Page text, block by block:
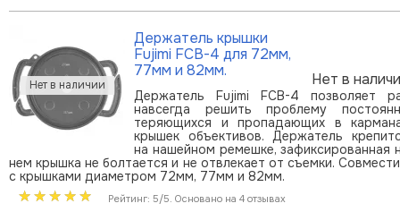
Нет в
Держатель крышки
Fujimi FCB-4 для 72мм,
77мм и 82мм.
Держатель Fujimi FCB-4 позволяет
навсегда решить проблему
теряющихся и пропадающих в
крышек объективов. Держатель
на нашейном ремешке, зафиксированная
нем крышка не болтается и не отвлекает от съемки.
с крышками диаметром 72мм, 77мм и 82мм.
Рейтинг: 5/5. Основано на 4 отзывах